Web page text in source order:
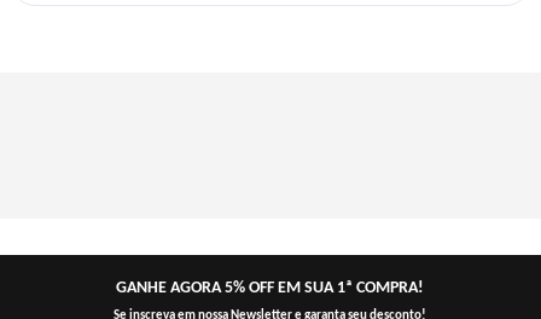
GANHE AGORA 5% OFF EM SUA 1ª COMPRA!
Se inscreva em nossa Newsletter e garanta seu desconto!